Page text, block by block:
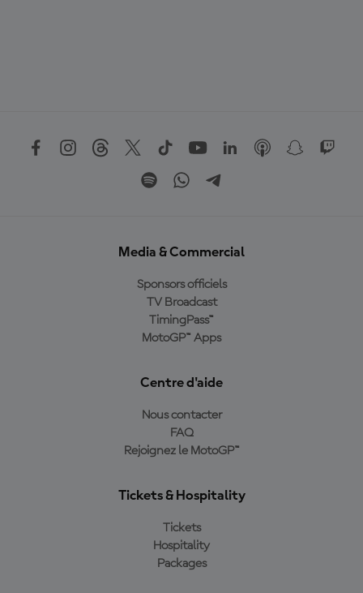
Media & Commercial
Sponsors officiels
TV Broadcast
TimingPass™
MotoGP™ Apps
Centre d'aide
Nous contacter
FAQ
Rejoignez le MotoGP™
Tickets & Hospitality
Tickets
Hospitality
Packages